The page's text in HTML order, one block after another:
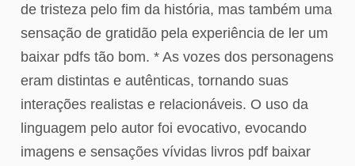
de tristeza pelo fim da história, mas também uma
sensação de gratidão pela experiência de ler um
baixar pdfs tão bom. * As vozes dos personagens
eram distintas e autênticas, tornando suas
interações realistas e relacionáveis. O uso da
linguagem pelo autor foi evocativo, evocando
imagens e sensações vívidas livros pdf baixar